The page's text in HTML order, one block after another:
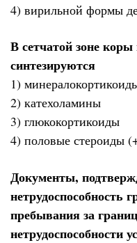
4) вирильной формы
В сетчатой зоне
синтезируются
1)
2) катехоламины
3) глюкокортикоиды
4) половые стероиды
Документы,
нетрудоспособность
пребывания за
нетрудоспособности